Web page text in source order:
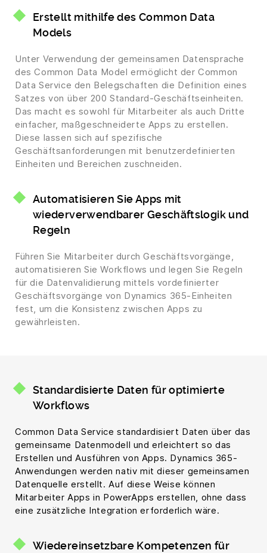
Erstellt mithilfe des Common Data
Models
Unter Verwendung der gemeinsamen Datensprache
des Common Data Model ermöglicht der Common
Data Service den Belegschaften die Definition eines
Satzes von über 200 Standard-Geschäftseinheiten.
Das macht es sowohl für Mitarbeiter als auch Dritte
einfacher, maßgeschneiderte Apps zu erstellen.
Diese lassen sich auf spezifische
Geschäftsanforderungen mit benutzerdefinierten
Einheiten und Bereichen zuschneiden.
Automatisieren Sie Apps mit
wiederverwendbarer Geschäftslogik und
Regeln
Führen Sie Mitarbeiter durch Geschäftsvorgänge,
automatisieren Sie Workflows und legen Sie Regeln
für die Datenvalidierung mittels vordefinierter
Geschäftsvorgänge von Dynamics 365-Einheiten
fest, um die Konsistenz zwischen Apps zu
gewährleisten.
Standardisierte Daten für optimierte
Workflows
Common Data Service standardisiert Daten über das
gemeinsame Datenmodell und erleichtert so das
Erstellen und Ausführen von Apps. Dynamics 365-
Anwendungen werden nativ mit dieser gemeinsamen
Datenquelle erstellt. Auf diese Weise können
Mitarbeiter Apps in PowerApps erstellen, ohne dass
eine zusätzliche Integration erforderlich wäre.
Wiedereinsetzbare Kompetenzen für